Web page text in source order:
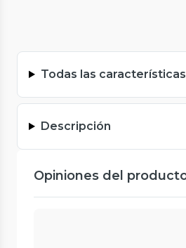
Todas las características
Descripción
Opiniones del